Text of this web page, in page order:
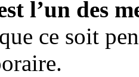
l’un des
ce soit